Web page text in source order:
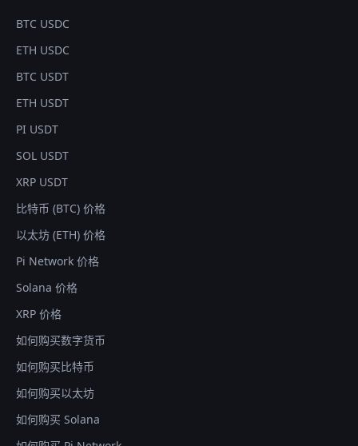
BTC USDC
ETH USDC
BTC USDT
ETH USDT
PI USDT
SOL USDT
XRP USDT
比特币 (BTC) 价格
以太坊 (ETH) 价格
Pi Network 价格
Solana 价格
XRP 价格
如何购买数字货币
如何购买比特币
如何购买以太坊
如何购买 Solana